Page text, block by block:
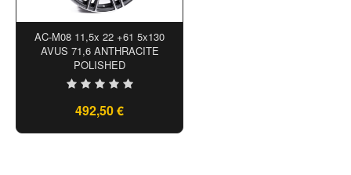
AC-M08 11,5x 22 +61 5x130
AVUS 71,6 ANTHRACITE
POLISHED
492,50 €